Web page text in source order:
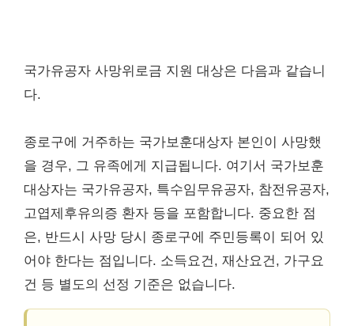
국가유공자 사망위로금 지원 대상은 다음과 같습니
다.
종로구에 거주하는 국가보훈대상자 본인이 사망했
을 경우, 그 유족에게 지급됩니다. 여기서 국가보훈
대상자는 국가유공자, 특수임무유공자, 참전유공자,
고엽제후유의증 환자 등을 포함합니다. 중요한 점
은, 반드시 사망 당시 종로구에 주민등록이 되어 있
어야 한다는 점입니다. 소득요건, 재산요건, 가구요
건 등 별도의 선정 기준은 없습니다.